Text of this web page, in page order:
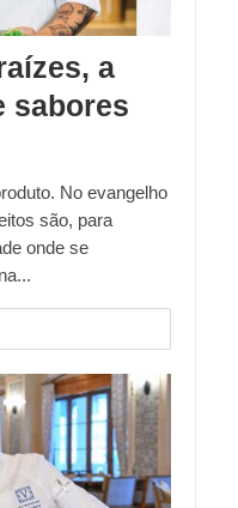
a
sabores
No evangelho
são, para
onde se